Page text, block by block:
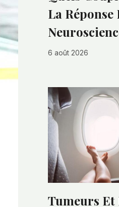
La Réponse
6 août 2026
Tumeurs Et